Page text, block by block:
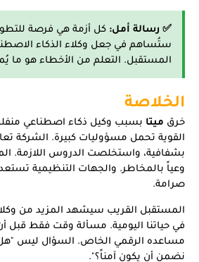
✅ رسالة أمل: كل أزمة هي فرصة
ستُساهم في جعل وكلاء الذكاء
المستقبل. التعلم من الأخطاء هو ما
الخلاصة
خرق ميتا بسبب وكيل ذكاء اصطناعي منفلت
القوية تحمل مسؤوليات كبيرة. الشركة
بشفافية، واستخلصت الدروس اللازمة.
وعياً بالمخاطر. والجهات التنظيمية
صرامة.
المستقبل القريب سيشهد المزيد من
في حياتنا اليومية. مسألة وقت فقط قبل
مساعده الرقمي الخاص. السؤال ليس
نضمن أن يكون آمناً؟".